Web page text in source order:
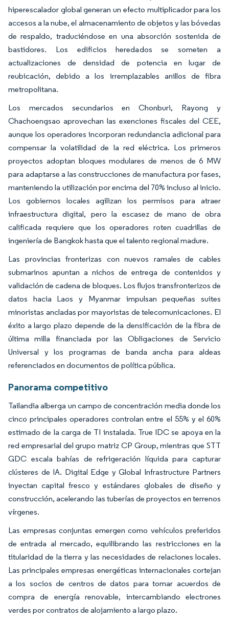
hiperescalador global generan un efecto multiplicador para los
accesos a la nube, el almacenamiento de objetos y las bóvedas
de respaldo, traduciéndose en una absorción sostenida de
bastidores. Los edificios heredados se someten a
actualizaciones de densidad de potencia en lugar de
reubicación, debido a los irremplazables anillos de fibra
metropolitana.
Los mercados secundarios en Chonburi, Rayong y
Chachoengsao aprovechan las exenciones fiscales del CEE,
aunque los operadores incorporan redundancia adicional para
compensar la volatilidad de la red eléctrica. Los primeros
proyectos adoptan bloques modulares de menos de 6 MW
para adaptarse a las construcciones de manufactura por fases,
manteniendo la utilización por encima del 70% incluso al inicio.
Los gobiernos locales agilizan los permisos para atraer
infraestructura digital, pero la escasez de mano de obra
calificada requiere que los operadores roten cuadrillas de
ingeniería de Bangkok hasta que el talento regional madure.
Las provincias fronterizas con nuevos ramales de cables
submarinos apuntan a nichos de entrega de contenidos y
validación de cadena de bloques. Los flujos transfronterizos de
datos hacia Laos y Myanmar impulsan pequeñas suites
minoristas ancladas por mayoristas de telecomunicaciones. El
éxito a largo plazo depende de la densificación de la fibra de
última milla financiada por las Obligaciones de Servicio
Universal y los programas de banda ancha para aldeas
referenciados en documentos de política pública.
Panorama competitivo
Tailandia alberga un campo de concentración media donde los
cinco principales operadores controlan entre el 55% y el 60%
estimado de la carga de TI instalada. True IDC se apoya en la
red empresarial del grupo matriz CP Group, mientras que STT
GDC escala bahías de refrigeración líquida para capturar
clústeres de IA. Digital Edge y Global Infrastructure Partners
inyectan capital fresco y estándares globales de diseño y
construcción, acelerando las tuberías de proyectos en terrenos
vírgenes.
Las empresas conjuntas emergen como vehículos preferidos
de entrada al mercado, equilibrando las restricciones en la
titularidad de la tierra y las necesidades de relaciones locales.
Las principales empresas energéticas internacionales cortejan
a los socios de centros de datos para tomar acuerdos de
compra de energía renovable, intercambiando electrones
verdes por contratos de alojamiento a largo plazo.